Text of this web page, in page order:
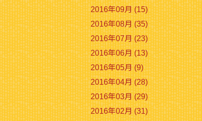
2016年09月 (15)
2016年08月 (35)
2016年07月 (23)
2016年06月 (13)
2016年05月 (9)
2016年04月 (28)
2016年03月 (29)
2016年02月 (31)